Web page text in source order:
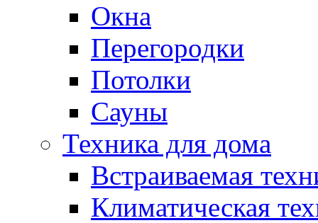
Окна
Перегородки
Потолки
Сауны
Техника для дома
Встраиваемая
Климатическая